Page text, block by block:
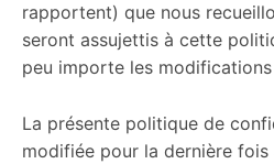
rapportent) que nous
seront assujettis à cette
peu importe les
La présente politique de
modifiée pour la dernière